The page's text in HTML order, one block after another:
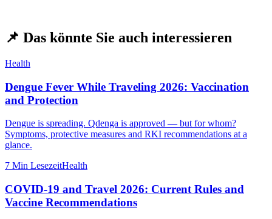
📌 Das könnte Sie auch interessieren
Health
Dengue Fever While Traveling 2026: Vaccination
and Protection
Dengue is spreading. Qdenga is approved — but for whom?
Symptoms, protective measures and RKI recommendations at a
glance.
7 Min LesezeitHealth
COVID-19 and Travel 2026: Current Rules and
Vaccine Recommendations